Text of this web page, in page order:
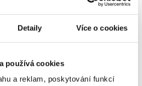
Detaily Více o cookies
používá cookies
a reklam, poskytování funkcí
Slovensko
Praha